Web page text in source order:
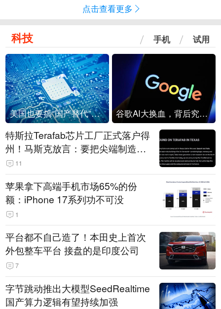
点击查看更多
科技 手机 试用
美国也要搞“国产替代”？先算清三笔账 谷歌AI大换血，背后究竟发生了什么？
特斯拉Terafab芯片工厂正式落户得
州！马斯克放言：要把尖端制造带
回美国
11
苹果拿下高端手机市场65%的份
额：iPhone 17系列功不可没
1
平台都不自己造了！本田史上首次
外包整车平台 接盘的是印度公司
7
字节跳动推出大模型SeedRealtime
国产算力逻辑有望持续加强